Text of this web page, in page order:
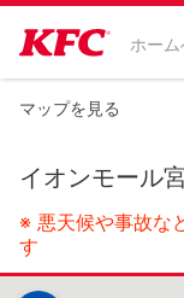
ホーム
マップを見る
イオンモール
※ 悪天候や事故な
す